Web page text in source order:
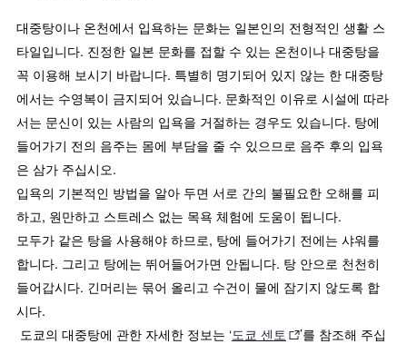
대중탕이나 온천에서 입욕하는 문화는 일본인의 전형적인 생활 스
타일입니다. 진정한 일본 문화를 접할 수 있는 온천이나 대중탕을
꼭 이용해 보시기 바랍니다. 특별히 명기되어 있지 않는 한 대중탕
에서는 수영복이 금지되어 있습니다. 문화적인 이유로 시설에 따라
서는 문신이 있는 사람의 입욕을 거절하는 경우도 있습니다. 탕에
들어가기 전의 음주는 몸에 부담을 줄 수 있으므로 음주 후의 입욕
은 삼가 주십시오.
입욕의 기본적인 방법을 알아 두면 서로 간의 불필요한 오해를 피
하고, 원만하고 스트레스 없는 목욕 체험에 도움이 됩니다.
모두가 같은 탕을 사용해야 하므로, 탕에 들어가기 전에는 샤워를
합니다. 그리고 탕에는 뛰어들어가면 안됩니다. 탕 안으로 천천히
들어갑시다. 긴머리는 묶어 올리고 수건이 물에 잠기지 않도록 합
시다.
도쿄의 대중탕에 관한 자세한 정보는 ‘도쿄 센토
’를 참조해 주십